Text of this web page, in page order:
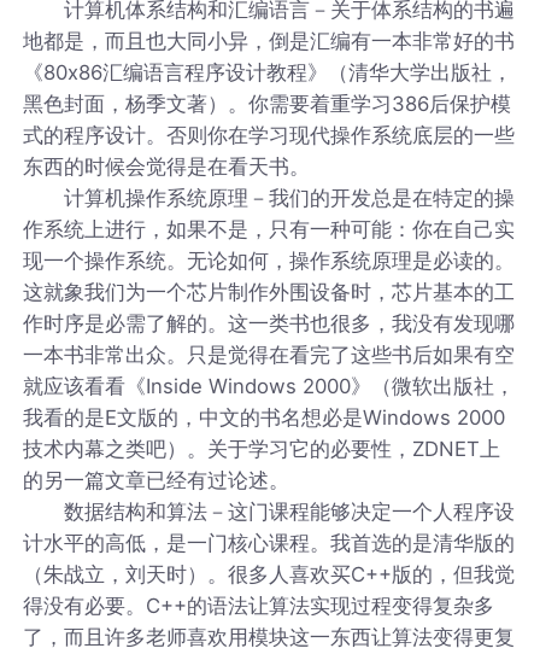
计算机体系结构和汇编语言－关于体系结构的书遍
地都是，而且也大同小异，倒是汇编有一本非常好的书
《80x86汇编语言程序设计教程》（清华大学出版社，
黑色封面，杨季文著）。你需要着重学习386后保护模
式的程序设计。否则你在学习现代操作系统底层的一些
东西的时候会觉得是在看天书。
计算机操作系统原理－我们的开发总是在特定的操
作系统上进行，如果不是，只有一种可能：你在自己实
现一个操作系统。无论如何，操作系统原理是必读的。
这就象我们为一个芯片制作外围设备时，芯片基本的工
作时序是必需了解的。这一类书也很多，我没有发现哪
一本书非常出众。只是觉得在看完了这些书后如果有空
就应该看看《Inside Windows 2000》（微软出版社，
我看的是E文版的，中文的书名想必是Windows 2000
技术内幕之类吧）。关于学习它的必要性，ZDNET上
的另一篇文章已经有过论述。
数据结构和算法－这门课程能够决定一个人程序设
计水平的高低，是一门核心课程。我首选的是清华版的
（朱战立，刘天时）。很多人喜欢买C++版的，但我觉
得没有必要。C++的语法让算法实现过程变得复杂多
了，而且许多老师喜欢用模块这一东西让算法变得更复